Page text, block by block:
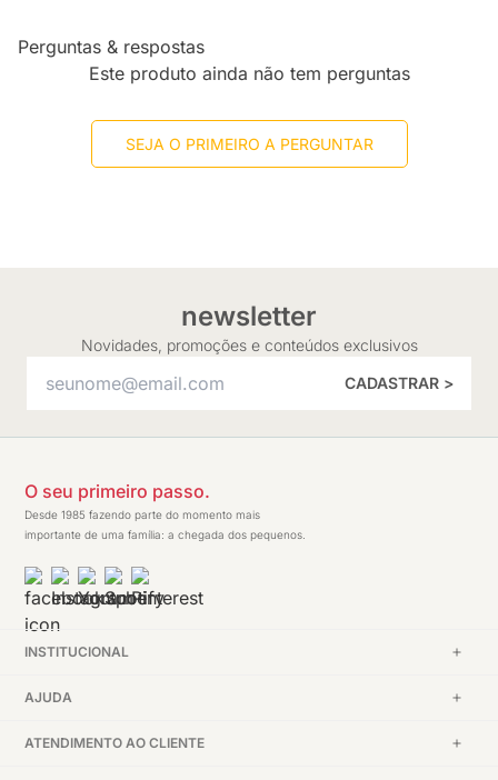
Perguntas & respostas
Este produto ainda não tem perguntas
SEJA O PRIMEIRO A PERGUNTAR
newsletter
Novidades, promoções e conteúdos exclusivos
CADASTRAR >
O seu primeiro passo.
Desde 1985 fazendo parte do momento mais
importante de uma família: a chegada dos pequenos.
INSTITUCIONAL
AJUDA
ATENDIMENTO AO CLIENTE